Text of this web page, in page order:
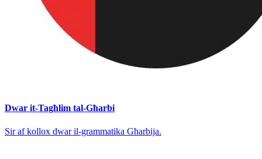
Dwar it-Tagħlim tal-Għarbi
Sir af kollox dwar il-grammatika Għarbija.